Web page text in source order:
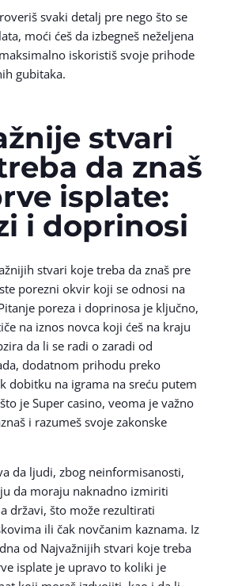
svaki detalj pre nego što se
moći ćeš da izbegneš neželjena
iskoristiš svoje prihode
gubitaka.
stvari
da znaš
isplate:
i doprinosi
stvari koje treba da znaš pre
porezni okvir koji se odnosi na
poreza i doprinosa je ključno,
na iznos novca koji ćeš na kraju
da li se radi o zaradi od
dodatnom prihodu preko
dobitku na igrama na sreću putem
je Super casino, veoma je važno
i razumeš svoje zakonske
da ljudi, zbog neinformisanosti,
da moraju naknadno izmiriti
državi, što može rezultirati
ili čak novčanim kaznama. Iz
od Najvažnijih stvari koje treba
isplate je upravo to koliki je